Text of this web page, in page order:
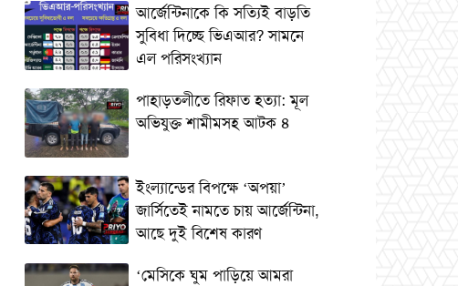
আর্জেন্টিনাকে কি সত্যিই বাড়তি
সুবিধা দিচ্ছে ভিএআর? সামনে
এল পরিসংখ্যান
পাহাড়তলীতে রিফাত হত্যা: মূল
অভিযুক্ত শামীমসহ আটক ৪
ইংল্যান্ডের বিপক্ষে ‘অপয়া’
জার্সিতেই নামতে চায় আর্জেন্টিনা,
আছে দুই বিশেষ কারণ
‘মেসিকে ঘুম পাড়িয়ে আমরা